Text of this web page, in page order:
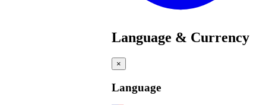
Language & Currency
×
Language